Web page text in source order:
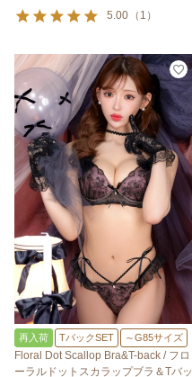
5.00 （ 1 ）
再入荷 TバックSET ～G85サイズ
Floral Dot Scallop Bra&T-back / フロ
ーラルドットスカラップブラ＆Tバッ